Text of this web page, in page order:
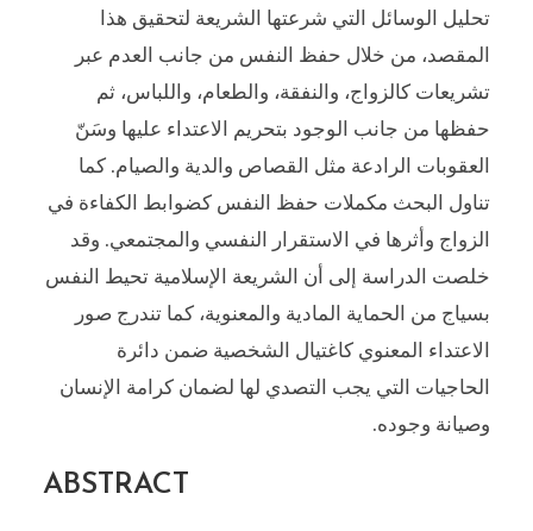
تحليل الوسائل التي شرعتها الشريعة لتحقيق هذا
المقصد، من خلال حفظ النفس من جانب العدم عبر
تشريعات كالزواج، والنفقة، والطعام، واللباس، ثم
حفظها من جانب الوجود بتحريم الاعتداء عليها وسَنّ
العقوبات الرادعة مثل القصاص والدية والصيام. كما
تناول البحث مكملات حفظ النفس كضوابط الكفاءة في
الزواج وأثرها في الاستقرار النفسي والمجتمعي. وقد
خلصت الدراسة إلى أن الشريعة الإسلامية تحيط النفس
بسياج من الحماية المادية والمعنوية، كما تندرج صور
الاعتداء المعنوي كاغتيال الشخصية ضمن دائرة
الحاجيات التي يجب التصدي لها لضمان كرامة الإنسان
وصيانة وجوده.
ABSTRACT